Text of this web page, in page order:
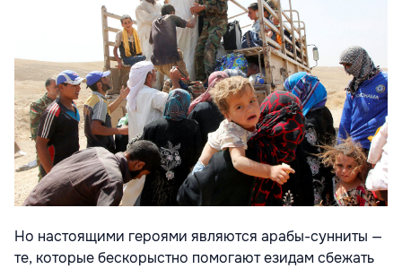
Но настоящими героями являются арабы-сунниты —
те, которые бескорыстно помогают езидам сбежать